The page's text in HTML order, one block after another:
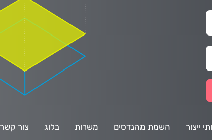
ייצור השמת מהנדסים משרות בלוג צור קשר